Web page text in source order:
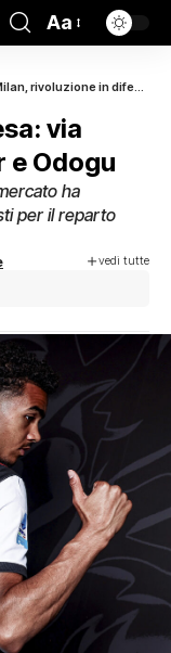
Aa
rivoluzione in difesa: via Thiaw, dentro De Winter e Odogu
via
e Odogu
ha
per il reparto
vedi tutte